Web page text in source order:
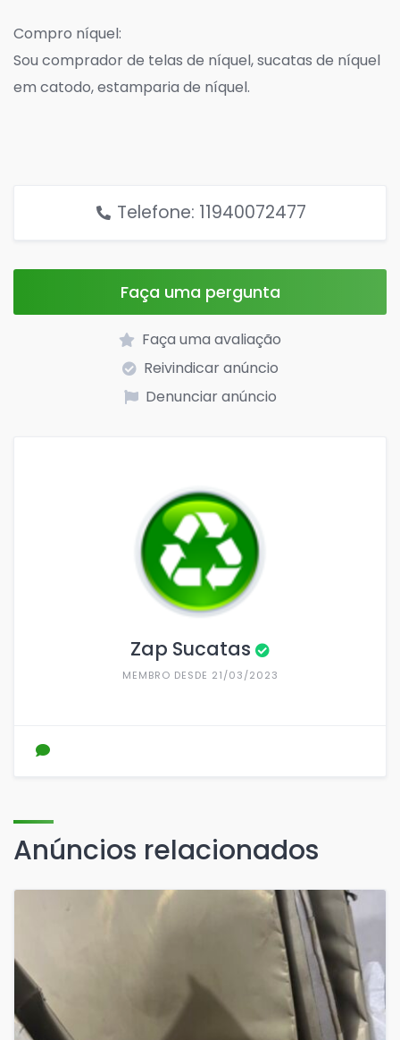
Compro níquel:
Sou comprador de telas de níquel, sucatas de níquel
em catodo, estamparia de níquel.
Telefone: 11940072477
Faça uma pergunta
Faça uma avaliação
Reivindicar anúncio
Denunciar anúncio
Zap Sucatas
MEMBRO DESDE 21/03/2023
Anúncios relacionados